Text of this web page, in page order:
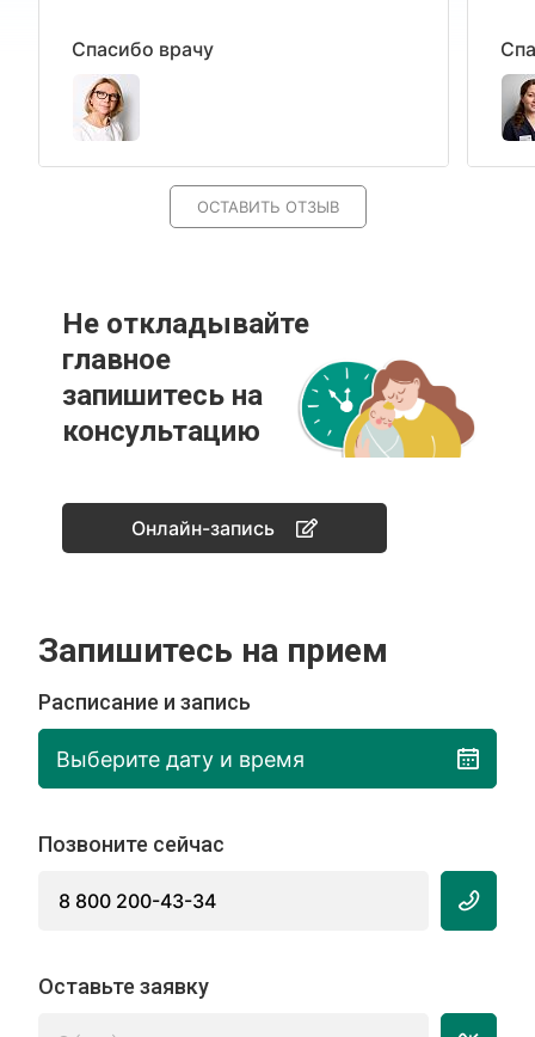
Спасибо врачу
ОСТАВИТЬ ОТЗЫВ
Не откладывайте
главное
запишитесь на
консультацию
Онлайн-запись
Запишитесь на прием
Расписание и запись
Выберите дату и время
Позвоните сейчас
8 800 200-43-34
Оставьте заявку